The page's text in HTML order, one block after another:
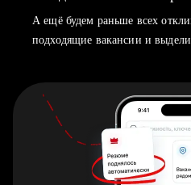
А ещё будем раньше всех
подходящие вакансии и